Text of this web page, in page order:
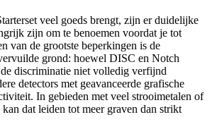
veel goeds brengt, zijn er duidelijke
zijn om te benoemen voordat je tot
van de grootste beperkingen is de
grond: hoewel DISC en Notch
discriminatie niet volledig verfijnd
detectors met geavanceerde grafische
In gebieden met veel strooimetalen of
dat leiden tot meer graven dan strikt